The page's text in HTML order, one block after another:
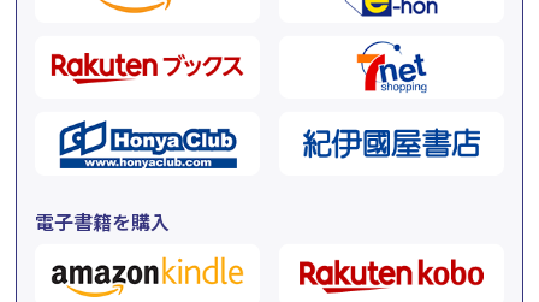
電子書籍を購入